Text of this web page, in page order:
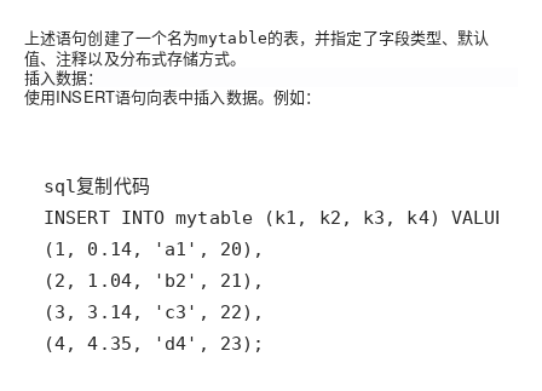
上述语句创建了一个名为mytable的表，并指定了字段类型、默认
值、注释以及分布式存储方式。
插入数据：
使用INSERT语句向表中插入数据。例如：
INSERT INTO mytable (k1 , k2 , k3 , k4)
VALUES
(1 , 0.14, 'a1' , 20) ,
(2 , 1.04, 'b2' , 21) ,
(3 , 3.14, 'c3' , 22) ,
(4, 4.35 , 'd4' , 23) ;